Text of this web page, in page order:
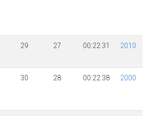
29 27 00:22:31 2010
30 28 00:22:38 2000